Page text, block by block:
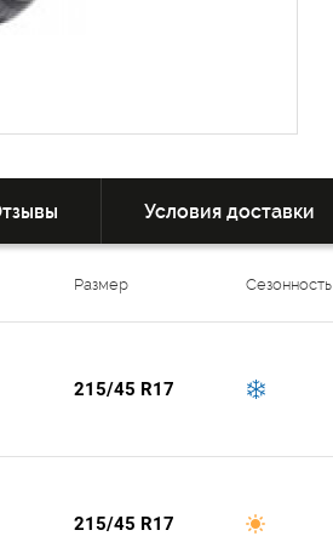
Условия доставки
Размер Сезонность
215/45 R17
215/45 R17